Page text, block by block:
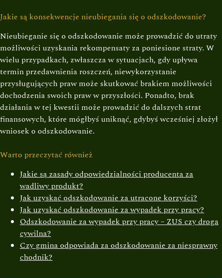
Jakie są konsekwencje nieubiegania się o odszkodowanie?
Nieubieganie się o odszkodowanie może prowadzić do utraty
możliwości uzyskania rekompensaty za poniesione straty. W
wielu przypadkach, zwłaszcza w sytuacjach, gdy upływa
termin przedawnienia roszczeń, niewykorzystanie
przysługujących praw może skutkować brakiem możliwości
dochodzenia swoich praw w przyszłości. Ponadto, brak
działania w tej kwestii może prowadzić do dalszych strat
finansowych, które mógłbyś uniknąć, gdybyś wcześniej złożył
wniosek o odszkodowanie.
Warto przeczytać również
Jakie są zasady odpowiedzialności producenta za
wadliwy produkt?
Jak uzyskać odszkodowanie za utracone korzyści?
Jak uzyskać odszkodowanie za wypadek przy pracy?
Odszkodowanie za wypadek przy pracy – ZUS czy droga
cywilna?
Czy gmina odpowiada za odszkodowanie za niesprawny
chodnik?